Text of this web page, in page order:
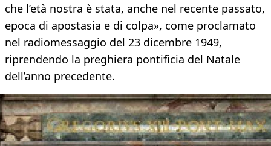
che l’età nostra è stata, anche nel recente passato,
epoca di apostasia e di colpa», come proclamato
nel radiomessaggio del 23 dicembre 1949,
riprendendo la preghiera pontificia del Natale
dell’anno precedente.